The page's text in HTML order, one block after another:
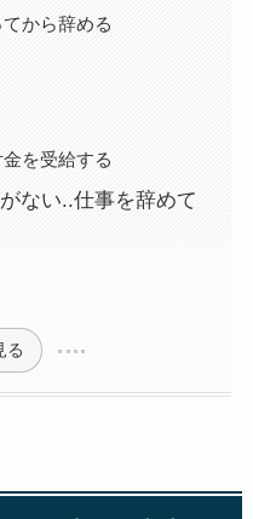
から辞める
を受給する
ない..仕事を辞めて
る